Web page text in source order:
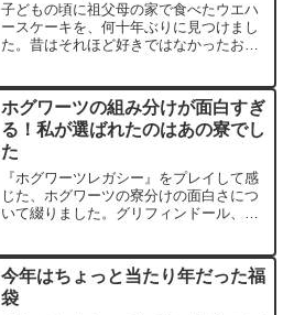
子どもの頃に祖父母の家で食べたウエハ
ースケーキを、何十年ぶりに見つけまし
た。昔はそれほど好きではなかったお菓
介。お菓子をきっかけに、過去の記憶と
今のおやつ時間について考えました。
ホグワーツの組み分けが面白すぎ
る！私が選ばれたのはあの寮でし
た
『ホグワーツレガシー』をプレイして感
じた、ホグワーツの寮分けの面白さにつ
いて綴りました。グリフィンドール、ス
れた結果もご紹介。あなたならどの寮？
今年はちょっと当たり年だった福
袋